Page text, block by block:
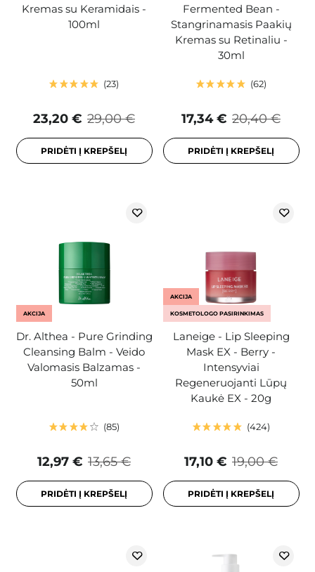
Kremas su Keramidais -
100ml
23
29,00 €
23,20 €
PRIDĖTI Į KREPŠELĮ
Fermented Bean -
Stangrinamasis Paakių
Kremas su Retinaliu -
30ml
62
20,40 €
17,34 €
PRIDĖTI Į KREPŠELĮ
AKCIJA
Dr. Althea - Pure Grinding
Cleansing Balm - Veido
Valomasis Balzamas -
50ml
85
13,65 €
12,97 €
PRIDĖTI Į KREPŠELĮ
AKCIJA
KOSMETOLOGO PASIRINKIMAS
Laneige - Lip Sleeping
Mask EX - Berry -
Intensyviai
Regeneruojanti Lūpų
Kaukė EX - 20g
424
19,00 €
17,10 €
PRIDĖTI Į KREPŠELĮ